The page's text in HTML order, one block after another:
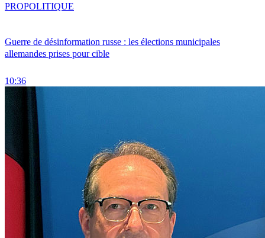
Guerre de désinformation russe : les élections municipales
allemandes prises pour cible
10:36
PROPOLITIQUE